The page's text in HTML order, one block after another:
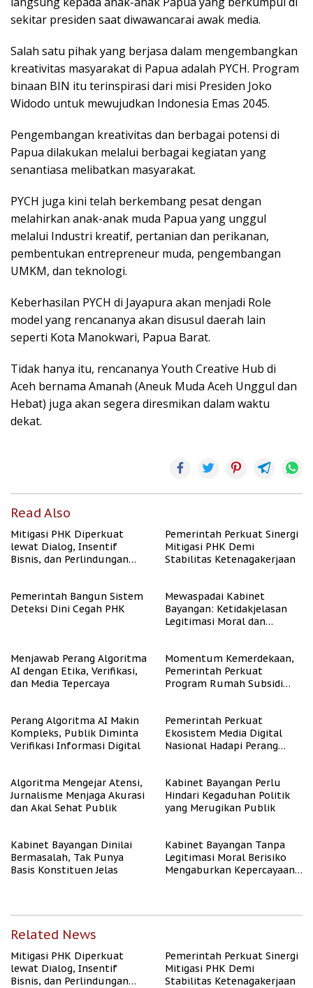
sekitar presiden saat diwawancarai awak media.
Salah satu pihak yang berjasa dalam mengembangkan
kreativitas masyarakat di Papua adalah PYCH. Program
binaan BIN itu terinspirasi dari misi Presiden Joko
Widodo untuk mewujudkan Indonesia Emas 2045.
Pengembangan kreativitas dan berbagai potensi di
Papua dilakukan melalui berbagai kegiatan yang
senantiasa melibatkan masyarakat.
PYCH juga kini telah berkembang pesat dengan
melahirkan anak-anak muda Papua yang unggul
melalui Industri kreatif, pertanian dan perikanan,
pembentukan entrepreneur muda, pengembangan
UMKM, dan teknologi.
Keberhasilan PYCH di Jayapura akan menjadi Role
model yang rencananya akan disusul daerah lain
seperti Kota Manokwari, Papua Barat.
Tidak hanya itu, rencananya Youth Creative Hub di
Aceh bernama Amanah (Aneuk Muda Aceh Unggul dan
Hebat) juga akan segera diresmikan dalam waktu
dekat.
Read Also
Mitigasi PHK Diperkuat
lewat Dialog, Insentif
Bisnis, dan Perlindungan
Pemerintah Perkuat Sinergi
Mitigasi PHK Demi
Stabilitas Ketenagakerjaan
Pemerintah Bangun Sistem
Deteksi Dini Cegah PHK
Mewaspadai Kabinet
Bayangan: Ketidakjelasan
Legitimasi Moral dan
Menjawab Perang Algoritma
AI dengan Etika, Verifikasi,
dan Media Tepercaya
Momentum Kemerdekaan,
Pemerintah Perkuat
Program Rumah Subsidi
Perang Algoritma AI Makin
Kompleks, Publik Diminta
Verifikasi Informasi Digital
Pemerintah Perkuat
Ekosistem Media Digital
Nasional Hadapi Perang
Algoritma Mengejar Atensi,
Jurnalisme Menjaga Akurasi
dan Akal Sehat Publik
Kabinet Bayangan Perlu
Hindari Kegaduhan Politik
yang Merugikan Publik
Kabinet Bayangan Dinilai
Bermasalah, Tak Punya
Basis Konstituen Jelas
Kabinet Bayangan Tanpa
Legitimasi Moral Berisiko
Mengaburkan Kepercayaan
Related News
Mitigasi PHK Diperkuat
lewat Dialog, Insentif
Bisnis, dan Perlindungan
Pemerintah Perkuat Sinergi
Mitigasi PHK Demi
Stabilitas Ketenagakerjaan